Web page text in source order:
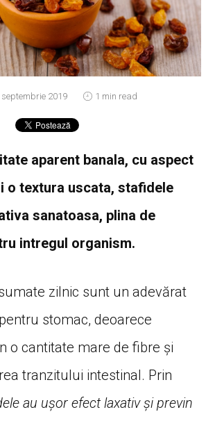
septembrie 2019 1 min read
aparent banala, cu aspect
o textura uscata, stafidele
sanatoasa, plina de
intregul organism.
zilnic sunt un adevărat
stomac, deoarece
o cantitate mare de fibre şi
tranzitului intestinal. Prin
au uşor efect laxativ şi previn